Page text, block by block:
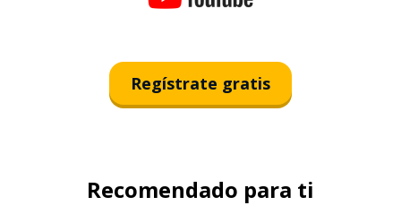
Regístrate gratis
Recomendado para ti